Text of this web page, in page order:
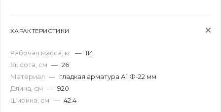
ХАРАКТЕРИСТИКИ
Рабочая масса, кг — 114
Высота, см — 26
Материал — гладкая арматура А1 Ф-22 мм
Длина, см — 920
Ширина, см — 42.4